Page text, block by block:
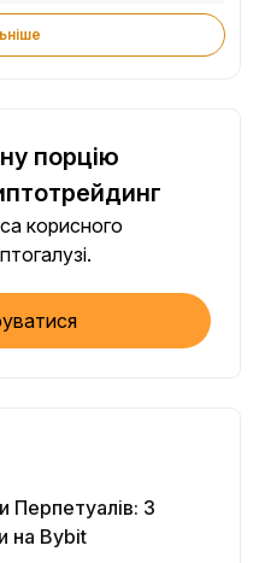
порцію
корисного
Перпетуалів: 3
на Bybit